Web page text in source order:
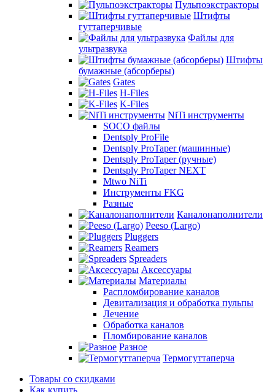
Пульпоэкстракторы
Штифты
гуттаперчивые
Файлы для
ультразвука
Штифты
бумажные (абсорберы)
Gates
H-Files
K-Files
NiTi инструменты
SOCO файлы
Dentsply ProFile
Dentsply ProTaper (машинные)
Dentsply ProTaper (ручные)
Dentsply ProTaper NEXT
Mtwo NiTi
Инструменты FKG
Разные
Каналонаполнители
Peeso (Largo)
Pluggers
Reamers
Spreaders
Аксессуары
Материалы
Распломбирование каналов
Девитализация и обработка пульпы
Лечение
Обработка каналов
Пломбирование каналов
Разное
Термогуттаперча
Товары со скидками
Как купить